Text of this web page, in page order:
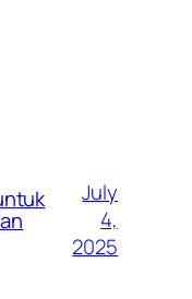
July
4,
2025